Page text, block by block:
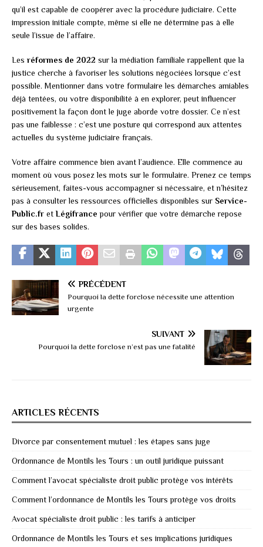
qu’il est capable de coopérer avec la procédure judiciaire. Cette
impression initiale compte, même si elle ne détermine pas à elle
seule l’issue de l’affaire.
Les réformes de 2022 sur la médiation familiale rappellent que la
justice cherche à favoriser les solutions négociées lorsque c’est
possible. Mentionner dans votre formulaire les démarches amiables
déjà tentées, ou votre disponibilité à en explorer, peut influencer
positivement la façon dont le juge aborde votre dossier. Ce n’est
pas une faiblesse : c’est une posture qui correspond aux attentes
actuelles du système judiciaire français.
Votre affaire commence bien avant l’audience. Elle commence au
moment où vous posez les mots sur le formulaire. Prenez ce temps
sérieusement, faites-vous accompagner si nécessaire, et n’hésitez
pas à consulter les ressources officielles disponibles sur Service-
Public.fr etLégifrance pour vérifier que votre démarche repose
sur des bases solides.
PRÉCÉDENT
Pourquoi la dette forclose nécessite une attention
urgente
SUIVANT
Pourquoi la dette forclose n’est pas une fatalité
ARTICLES RÉCENTS
Divorce par consentement mutuel : les étapes sans juge
Ordonnance de Montils les Tours : un outil juridique puissant
Comment l’avocat spécialiste droit public protège vos intérêts
Comment l’ordonnance de Montils les Tours protège vos droits
Avocat spécialiste droit public : les tarifs à anticiper
Ordonnance de Montils les Tours et ses implications juridiques